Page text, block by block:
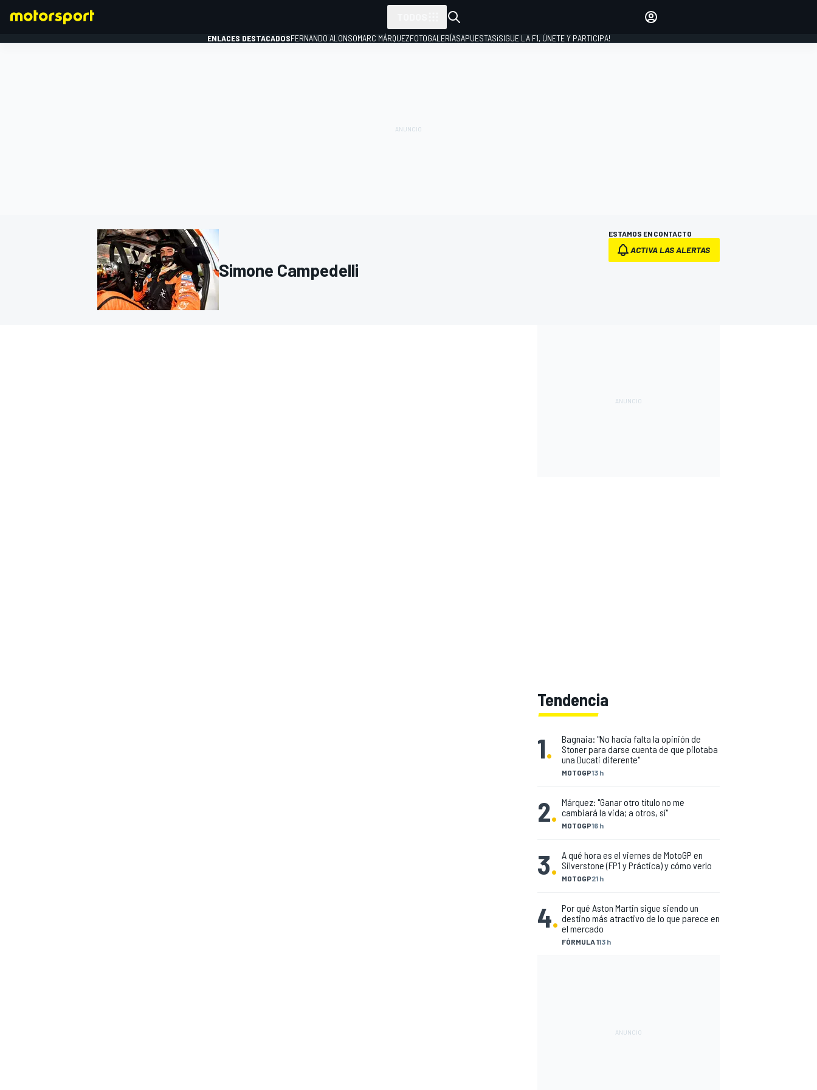
INDYCAR
ENLACES DESTACADOSFERNANDO ALONSOMARC MÁRQUEZFOTOGALERÍASAPUESTAS¡SIGUE LA F1, ÚNETE Y PARTICIPA!
Simone Campedelli
ESTAMOS EN CONTACTO
ACTIVA LAS ALERTAS
Tendencia
1.
MOTOGP13 h
Bagnaia: "No hacía falta la opinión de
Stoner para darse cuenta de que pilotaba
una Ducati diferente"
2. MOTOGP16 h
Márquez: "Ganar otro título no me
cambiará la vida; a otros, sí"
3. MOTOGP21 h
A qué hora es el viernes de MotoGP en
Silverstone (FP1 y Práctica) y cómo verlo
4.
FÓRMULA 113 h
Por qué Aston Martin sigue siendo un
destino más atractivo de lo que parece en
el mercado